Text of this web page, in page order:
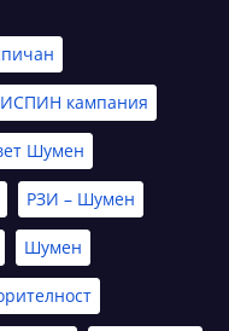
кампания
Шумен
РЗИ – Шумен
Шумен